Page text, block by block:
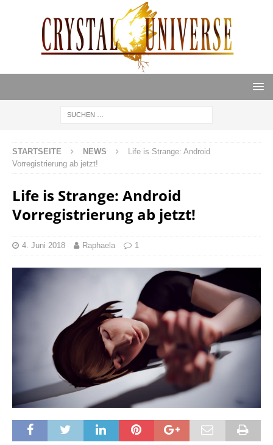
STARTSEITE NEWS
Life is Strange: Android
Vorregistrierung ab jetzt!
Life is Strange: Android
Vorregistrierung ab jetzt!
4. Juni 2018 Raphaela 1